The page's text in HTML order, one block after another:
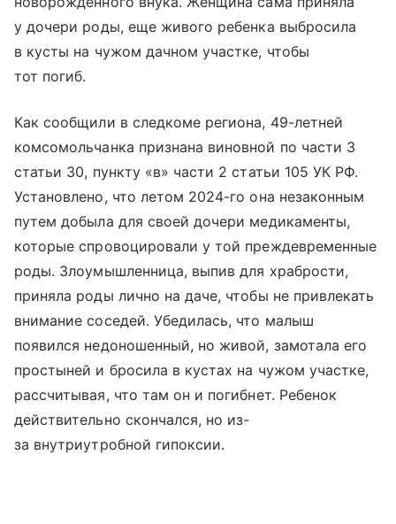
у дочери роды, еще живого ребенка выбросила
в кусты на чужом дачном участке, чтобы
тот погиб.
Как сообщили в следкоме региона, 49-летней
комсомольчанка признана виновной по части 3
статьи 30, пункту «в» части 2 статьи 105 УК РФ.
Установлено, что летом 2024-го она незаконным
путем добыла для своей дочери медикаменты,
которые спровоцировали у той преждевременные
роды. Злоумышленница, выпив для храбрости,
приняла роды лично на даче, чтобы не привлекать
внимание соседей. Убедилась, что малыш
появился недоношенный, но живой, замотала его
простыней и бросила в кустах на чужом участке,
рассчитывая, что там он и погибнет. Ребенок
действительно скончался, но из-
за внутриутробной гипоксии.